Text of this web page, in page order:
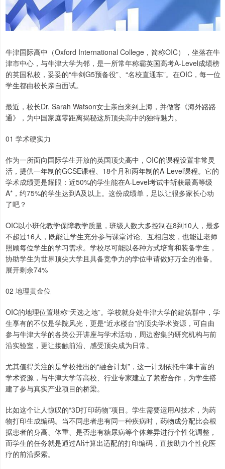
牛津国际高中（Oxford International College，简称OIC），坐落在牛
津市中心，与牛津大学为邻，是一所常年称霸英国高考A-Level成绩榜
的英国私校，妥妥的“牛剑G5预备役”、“名校直通车”。在OIC，每一位
学生都由校长亲自面试。
最近，校长Dr. Sarah Watson女士亲自来到上海，并做客《海外路路
通》，为中国家庭零距离揭秘这所顶尖高中的独特魅力。
01 学术硬实力
作为一所面向国际学生开放的英国顶尖高中，OIC的课程设置非常灵
活，提供一年制的GCSE课程、18个月和两年制的A-Level课程。它的
学术成绩更是耀眼：近50%的学生能在A-Level考试中斩获最高等级
A*，约75%的学生达到A及以上。这份成绩单，足以让很多家长心动
了吧？
OIC以小班化教学保障教学质量，班级人数大多控制在8到10人，最多
不超过16人，既能让学生充分参与课堂讨论、互相启发，也能让老师
照顾每位学生的学习需求。学校尽可能以各种方式培育和装备学生，
协助学生为世界顶尖大学且具备竞争力的学位申请做好万全的准备。
展开剩余74%
02 地理黄金位
OIC的地理位置堪称“天选之地”。学校就身处牛津大学的建筑群中，学
生享有的不仅是学院风光，更是“近水楼台”的顶尖学术资源，可自由
参与牛津大学的各类公开讲座与学术活动，周边密集的研究机构与前
沿实验室，更让接触前沿、感受顶尖成为日常。
尤其值得关注的是学校推出的“融合计划”，这一计划依托牛津丰富的
学术资源，与牛津大学等高校、行业专家建立了紧密合作，为学生搭
建了参与真实产业项目的桥梁。
比如这个让人惊叹的“3D打印药物”项目。学生需要运用AI技术，为药
物打印生成编码。当不同患者患有同一种疾病时，药物成分配比会根
据患者的身高、体重、是否患有糖尿病等个体差异进行个性化调整，
而学生的任务就是通过AI计算出适配的打印编码，直接助力个性化医
疗的前沿探索。